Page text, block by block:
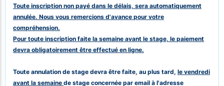
Toute inscription non payé dans le délais, sera automatiquement
annulée. Nous vous remercions d'avance pour votre
compréhension.
Pour toute inscription faite la semaine avant le stage, le paiement
devra obligatoirement être effectué en ligne.
Toute annulation de stage devra être faite, au plus tard, le vendredi
avant la semaine de stage concernée par email à l'adresse